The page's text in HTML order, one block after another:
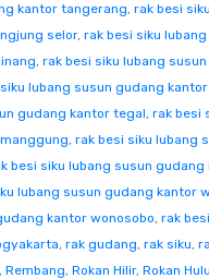
kantor tangerang, rak besi
selor, rak besi siku
, rak besi siku lubang
lubang susun gudang
gudang kantor tegal, rak besi
, rak besi siku lubang
besi siku lubang susun gudang
lubang susun gudang kantor
kantor wonosobo, rak
, rak gudang, rak siku,
, Rembang, Rokan Hilir, Rokan Hulu